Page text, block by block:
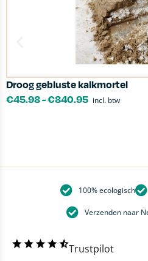
Droog gebluste kalkmortel
€45.98-€840.95 incl. btw
100% ecologisch
Verzenden naar
Trustpilot